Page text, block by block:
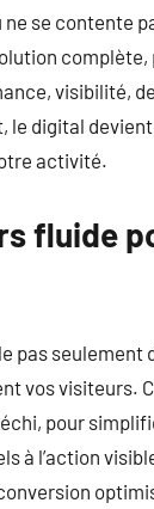
se contente
visibilité,
le digital
activité.
fluide
pas seulement
vos visiteurs.
pour
à l’action